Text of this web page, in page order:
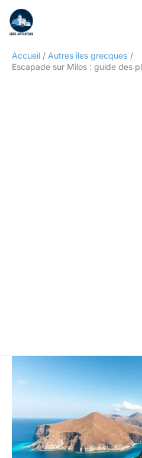
contenu
Accueil
Autres îles grecques
Escapade sur Milos : guide des
Rechercher